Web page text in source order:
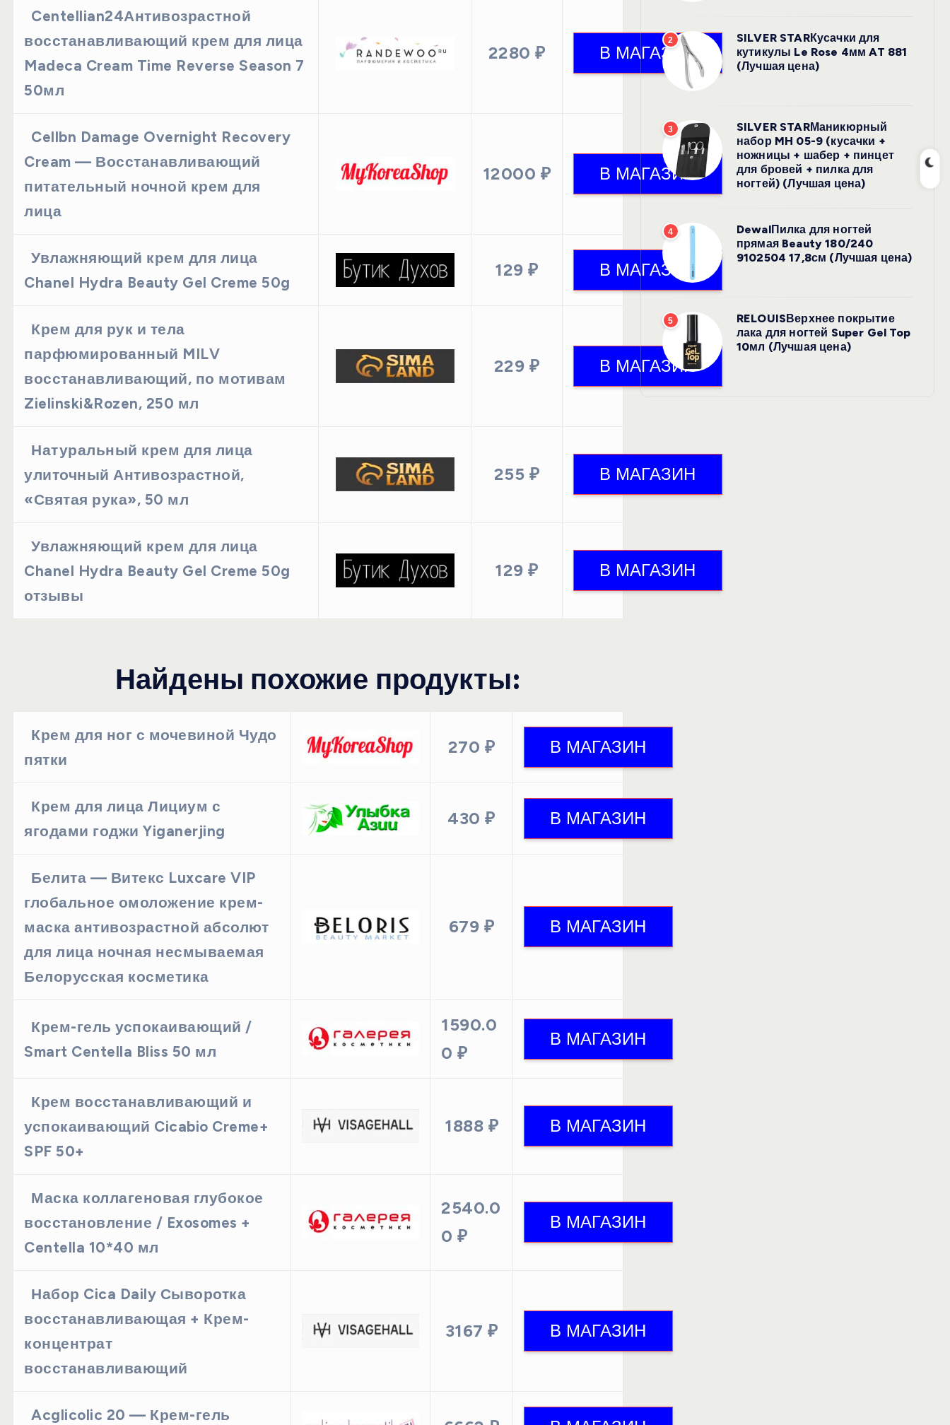
Centellian24Антивозрастной
восстанавливающий крем для лица
Madeca Cream Time Reverse Season 7
50мл
2280 ₽
Cellbn Damage Overnight Recovery
Cream — Восстанавливающий
питательный ночной крем для
лица
12000 ₽
Увлажняющий крем для лица
Chanel Hydra Beauty Gel Creme 50g
129 ₽
Крем для рук и тела
парфюмированный MILV
восстанавливающий, по мотивам
Zielinski&Rozen, 250 мл
229 ₽
Натуральный крем для лица
улиточный Антивозрастной,
«Святая рука», 50 мл
255 ₽
Увлажняющий крем для лица
Chanel Hydra Beauty Gel Creme 50g
отзывы
129 ₽
Найдены похожие продукты:
Крем для ног с мочевиной Чудо
пятки
270 ₽
Крем для лица Лициум с
ягодами годжи Yiganerjing
430 ₽
Белита — Витекс Luxcare VIP
глобальное омоложение крем-
маска антивозрастной абсолют
для лица ночная несмываемая
Белорусская косметика
679 ₽
Крем-гель успокаивающий /
Smart Centella Bliss 50 мл
1590.0
0 ₽
Крем восстанавливающий и
успокаивающий Cicabio Creme+
SPF 50+
1888 ₽
Маска коллагеновая глубокое
восстановление / Exosomes +
Centella 10*40 мл
2540.0
0 ₽
Набор Cica Daily Сыворотка
восстанавливающая + Крем-
концентрат
восстанавливающий
3167 ₽
Acglicolic 20 — Крем-гель
2
SILVER STARКусачки для
кутикулы Le Rose 4мм AT 881
(Лучшая цена)
3
SILVER STARМаникюрный
набор MH 05-9 (кусачки +
ножницы + шабер + пинцет
для бровей + пилка для
ногтей) (Лучшая цена)
4
DewalПилка для ногтей
прямая Beauty 180/240
9102504 17,8см (Лучшая цена)
5
RELOUISВерхнее покрытие
лака для ногтей Super Gel Top
10мл (Лучшая цена)